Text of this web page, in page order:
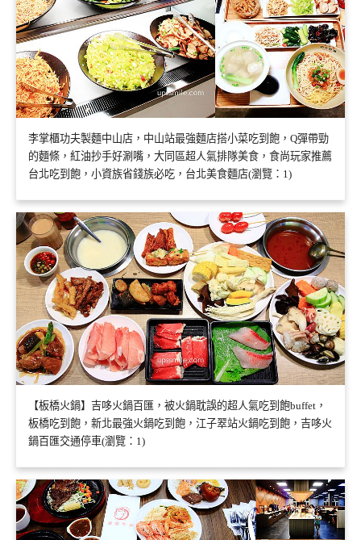
李掌櫃功夫製麵中山店，中山站最強麵店搭小菜吃到飽，Q彈帶勁
的麵條，紅油抄手好涮嘴，大同區超人氣排隊美食，食尚玩家推薦
台北吃到飽，小資族省錢族必吃，台北美食麵店(瀏覽：1)
【板橋火鍋】吉哆火鍋百匯，被火鍋耽誤的超人氣吃到飽buffet，
板橋吃到飽，新北最強火鍋吃到飽，江子翠站火鍋吃到飽，吉哆火
鍋百匯交通停車(瀏覽：1)